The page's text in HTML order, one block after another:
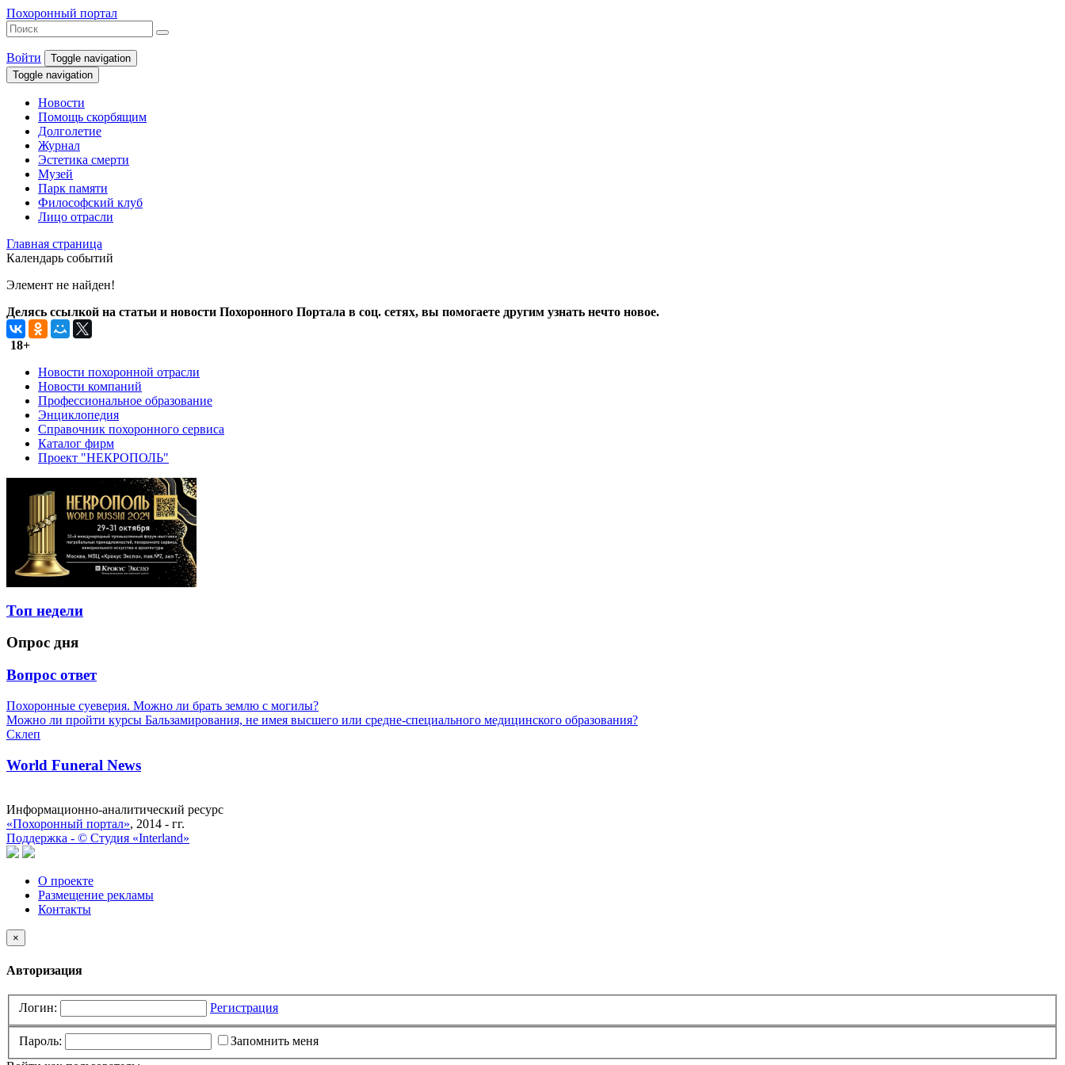
Похоронный портал
Войти
Toggle navigation
Toggle navigation
Новости
Помощь скорбящим
Долголетие
Журнал
Эстетика смерти
Музей
Парк памяти
Философский клуб
Лицо отрасли
Главная страница
Календарь событий
Элемент не найден!
Делясь ссылкой на статьи и новости Похоронного Портала в соц. сетях, вы помогаете другим узнать нечто новое.
18+
Новости похоронной отрасли
Новости компаний
Профессиональное образование
Энциклопедия
Справочник похоронного сервиса
Каталог фирм
Проект "НЕКРОПОЛЬ"
Топ недели
Опрос дня
Вопрос ответ
Похоронные суеверия. Можно ли брать землю с могилы?
Можно ли пройти курсы Бальзамирования, не имея высшего или средне-специального медицинского образования?
Склеп
World Funeral News
Информационно-аналитический ресурс
«Похоронный портал», 2014 - гг.
Поддержка - © Cтудия «Interland»
О проекте
Размещение рекламы
Контакты
×
Авторизация
Логин: Регистрация
Пароль:
Запомнить меня